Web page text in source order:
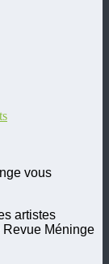
vous
artistes
Méninge